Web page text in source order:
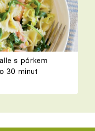
s pórkem
30 minut